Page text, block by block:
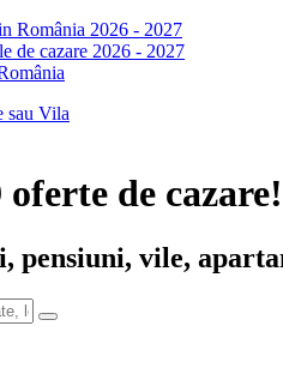
România 2026 - 2027
de cazare 2026 - 2027
oferte de cazare!
pensiuni, vile,